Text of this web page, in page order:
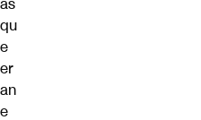
qu
e
er
an
e